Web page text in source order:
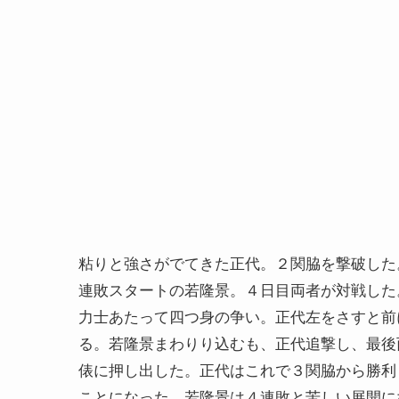
粘りと強さがでてきた正代。２関脇を撃破した
連敗スタートの若隆景。４日目両者が対戦し
力士あたって四つ身の争い。正代左をさすと
る。若隆景まわりり込むも、正代追撃し、最
俵に押し出した。正代はこれで３関脇から勝